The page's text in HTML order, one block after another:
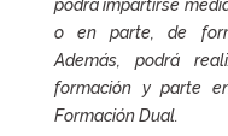
podrá impartirse
o en parte, de
Además, podrá
formación y parte
Formación Dual.